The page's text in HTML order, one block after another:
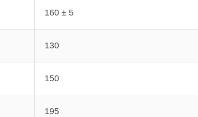
160 ± 5
130
150
195